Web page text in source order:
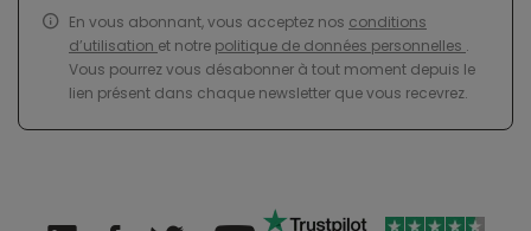
En vous abonnant, vous acceptez nos conditions
d’utilisation et notre politique de données personnelles .
Vous pourrez vous désabonner à tout moment depuis le
lien présent dans chaque newsletter que vous recevrez.